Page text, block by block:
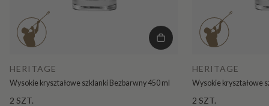
HERITAGE
Wysokie kryształowe szklanki Bezbarwny 450 ml
2 SZT.
HERITAGE
Wysokie kryształowe
2 SZT.